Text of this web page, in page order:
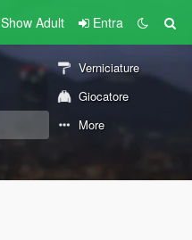
Show Adult Entra
Verniciature
Giocatore
More